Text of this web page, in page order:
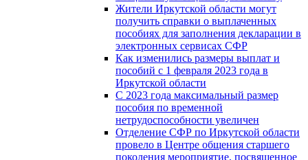
Жители Иркутской области могут
получить справки о выплаченных
пособиях для заполнения декларации в
электронных сервисах СФР
Как изменились размеры выплат и
пособий с 1 февраля 2023 года в
Иркутской области
С 2023 года максимальный размер
пособия по временной
нетрудоспособности увеличен
Отделение СФР по Иркутской области
провело в Центре общения старшего
поколения мероприятие, посвященное